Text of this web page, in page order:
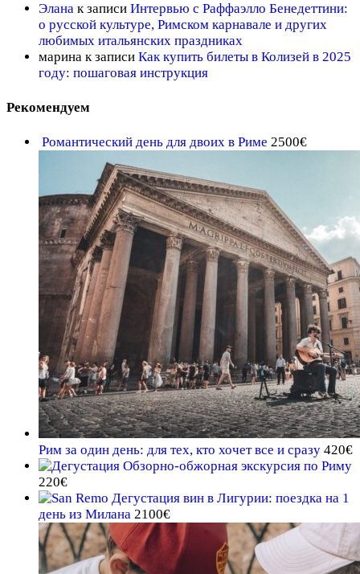
Элана к записи Интервью с Раффаэлло Бенедеттини:
о русской культуре, Римском карнавале и других
любимых итальянских праздниках
марина к записи Как купить билеты в Колизей в 2025
году: пошаговая инструкция
Рекомендуем
Романтический день для двоих в Риме 2500€
Рим за один день: для тех, кто хочет все и сразу 420€
Обзорно-обжорная экскурсия по Риму
220€
Дегустация вин в Лигурии: поездка на 1
день из Милана 2100€